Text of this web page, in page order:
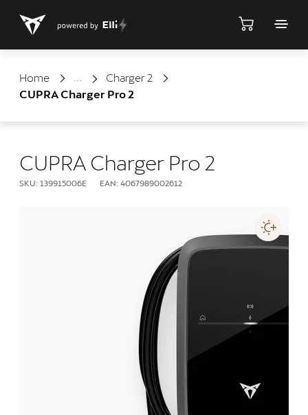
Home ShopCharger 2
CUPRA Charger Pro 2
CUPRA Charger Pro 2
SKU: 139915006E EAN: 4067989002612